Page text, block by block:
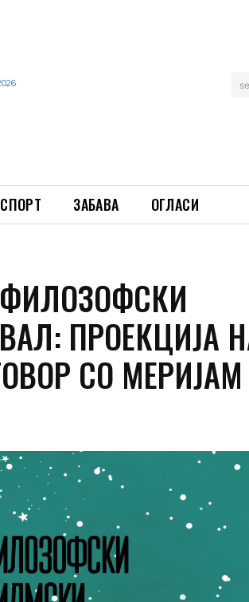
СПОРТ ЗАБАВА ОГЛАСИ
ПРОЕКЦИЈА
СО МЕРИЈАМ